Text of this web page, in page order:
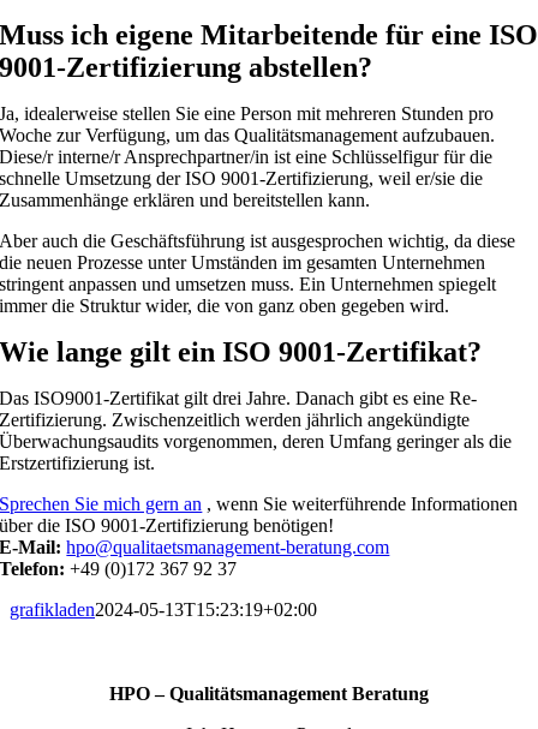
Muss ich eigene Mitarbeitende für eine ISO
9001-Zertifizierung abstellen?
Ja, idealerweise stellen Sie eine Person mit mehreren Stunden pro
Woche zur Verfügung, um das Qualitätsmanagement aufzubauen.
Diese/r interne/r Ansprechpartner/in ist eine Schlüsselfigur für die
schnelle Umsetzung der ISO 9001-Zertifizierung, weil er/sie die
Zusammenhänge erklären und bereitstellen kann.
Aber auch die Geschäftsführung ist ausgesprochen wichtig, da diese
die neuen Prozesse unter Umständen im gesamten Unternehmen
stringent anpassen und umsetzen muss. Ein Unternehmen spiegelt
immer die Struktur wider, die von ganz oben gegeben wird.
Wie lange gilt ein ISO 9001-Zertifikat?
Das ISO9001-Zertifikat gilt drei Jahre. Danach gibt es eine Re-
Zertifizierung. Zwischenzeitlich werden jährlich angekündigte
Überwachungsaudits vorgenommen, deren Umfang geringer als die
Erstzertifizierung ist.
Sprechen Sie mich gern an , wenn Sie weiterführende Informationen
über die ISO 9001-Zertifizierung benötigen!
E-Mail: hpo@qualitaetsmanagement-beratung.com
Telefon: +49 (0)172 367 92 37
grafikladen2024-05-13T15:23:19+02:00
HPO – Qualitätsmanagement Beratung